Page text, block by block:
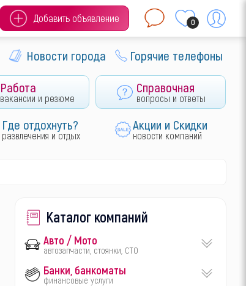
Добавить объявление 0
Новости города Горячие телефоны
Работа
вакансии и резюме
Справочная
вопросы и ответы
Где отдохнуть?
развлечения и отдых
Акции и Скидки
новости компаний
Каталог компаний
Авто / Мото
автозапчасти, стоянки, СТО
Банки, банкоматы
финансовые услуги